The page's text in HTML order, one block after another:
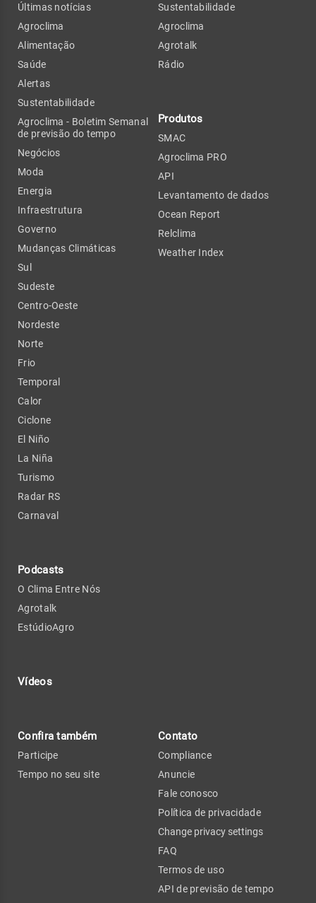
Últimas notícias
Agroclima
Alimentação
Saúde
Alertas
Sustentabilidade
Agroclima - Boletim Semanal
de previsão do tempo
Negócios
Moda
Energia
Infraestrutura
Governo
Mudanças Climáticas
Sul
Sudeste
Centro-Oeste
Nordeste
Norte
Frio
Temporal
Calor
Ciclone
El Niño
La Niña
Turismo
Radar RS
Carnaval
Podcasts
O Clima Entre Nós
Agrotalk
EstúdioAgro
Vídeos
Sustentabilidade
Agroclima
Agrotalk
Rádio
Produtos
SMAC
Agroclima PRO
API
Levantamento de dados
Ocean Report
Relclima
Weather Index
Confira também
Participe
Tempo no seu site
Contato
Compliance
Anuncie
Fale conosco
Política de privacidade
Change privacy settings
FAQ
Termos de uso
API de previsão de tempo